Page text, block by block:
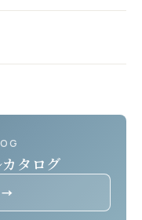
タログ
→